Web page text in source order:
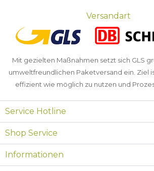
Versandart
Mit gezielten Maßnahmen setzt sich GLS
umweltfreundlichen Paketversand ein. Ziel
effizient wie möglich zu nutzen und
Service Hotline
Shop Service
Informationen